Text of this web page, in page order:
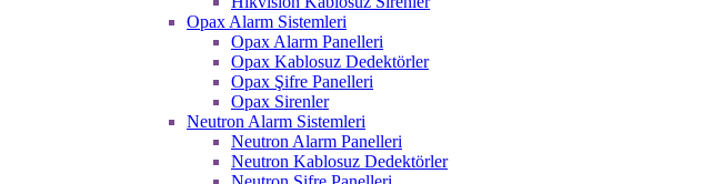
Opax Alarm Sistemleri
Opax Alarm Panelleri
Opax Kablosuz Dedektörler
Opax Şifre Panelleri
Opax Sirenler
Neutron Alarm Sistemleri
Neutron Alarm Panelleri
Neutron Kablosuz Dedektörler